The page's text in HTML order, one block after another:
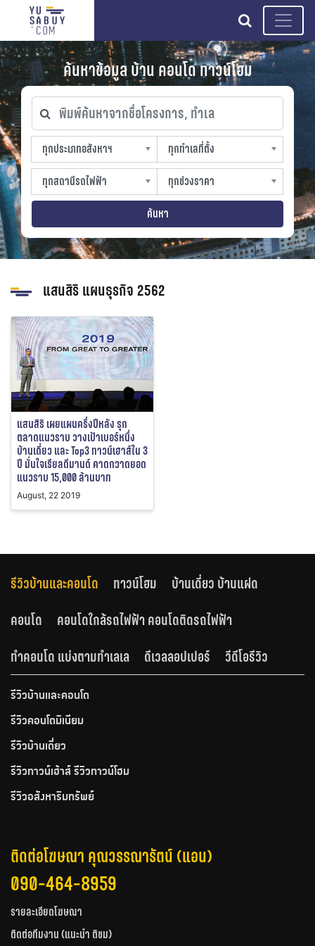
search
ค้นหาข้อมูล บ้าน คอนโด ทาวน์โฮม
พิมพ์ค้นหาจากชื่อโครงการ, ทำเล
ทุกประเภทอสังหาฯ
ทุกประเภทอสังหาฯ
sproperty
ทุกทำเลที่ตั้ง
ทุกทำเลที่ตั้ง
slocation
ทุกสถานีรถไฟฟ้า
ทุกสถานีรถไฟฟ้า
strain-station
ทุกช่วงราคา
ทุกช่วงราคา
sprice
ค้นหา
แสนสิริ แผนธุรกิจ 2562
แสนสิริ เผยแผนครึ่งปีหลัง รุก
ตลาดแนวราบ วางเป้าเบอร์หนึ่ง
บ้านเดี่ยว และ Top3 ทาวน์เฮาส์ใน 3
ปี มั่นใจเรียลดีมานด์ คาดกวาดยอด
แนวราบ 15,000 ล้านบาท
August, 22 2019
รีวิวบ้านและคอนโด ทาวน์โฮม
บ้านเดี่ยว บ้านแฝด
คอนโด
คอนโดใกล้รถไฟฟ้า คอนโดติดรถไฟฟ้า
ทำคอนโด แบ่งตามทำเลเล
ดีเวลลอปเปอร์ วีดีโอรีวิว
รีวิวบ้านและคอนโด
รีวิวคอนโดมิเนียม
รีวิวบ้านเดี่ยว
รีวิวทาวน์เฮ้าส์ รีวิวทาวน์โฮม
รีวิวอสังหาริมทรัพย์
ติดต่อโฆษณา คุณวรรณารัตน์ (แอน)
090-464-8959
รายละเอียดโฆษณา
ติดต่อทีมงาน (แนะนำ ติชม)